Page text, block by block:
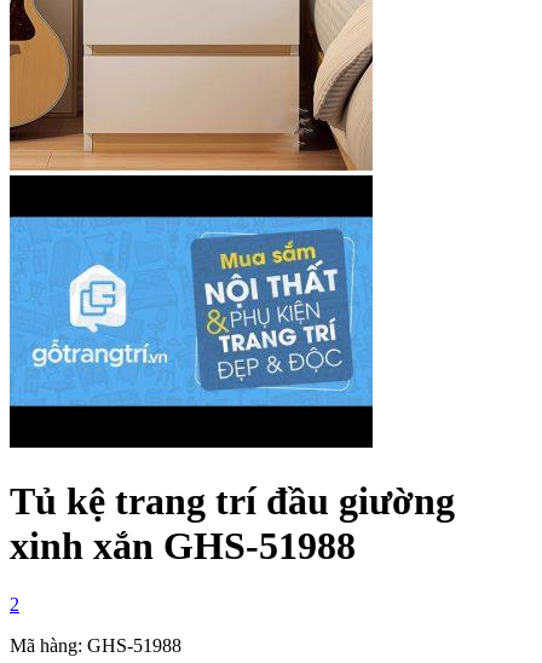
Tủ kệ trang trí đầu giường
xinh xắn GHS-51988
2
Mã hàng: GHS-51988